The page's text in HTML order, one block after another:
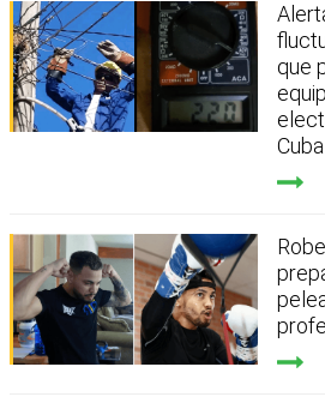
que
Cuba